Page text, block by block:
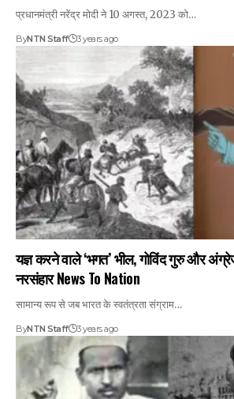
प्रधानमंत्री नरेंद्र मोदी ने 10 अगस्त, 2023 को…
ByNTN Staff 3 years ago
यज्ञ करने वाले ‘भगत’ भील, गोविंद गुरु और
नरसंहार News To Nation
सामान्य रूप से जब भारत के स्वतंत्रता संग्राम…
ByNTN Staff 3 years ago